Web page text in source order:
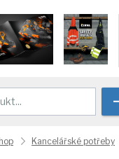
Kancelářské potřeby